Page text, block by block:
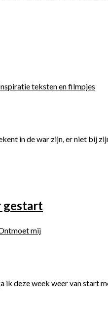
teksten en filmpjes
in de war zijn, er niet bij
gestart
mij
ik deze week weer van start